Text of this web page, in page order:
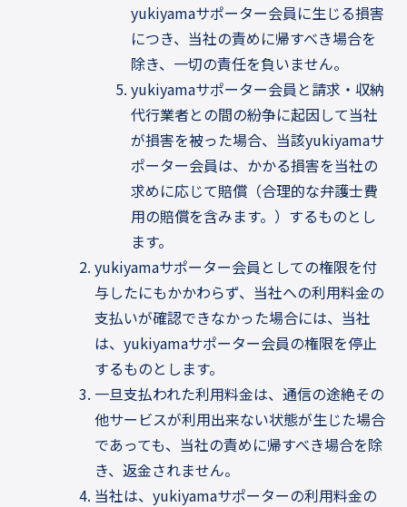
yukiyamaサポーター会員に生じる損害
につき、当社の責めに帰すべき場合を
除き、一切の責任を負いません。
yukiyamaサポーター会員と請求・収納
代行業者との間の紛争に起因して当社
が損害を被った場合、当該yukiyamaサ
ポーター会員は、かかる損害を当社の
求めに応じて賠償（合理的な弁護士費
用の賠償を含みます。）するものとし
ます。
yukiyamaサポーター会員としての権限を付
与したにもかかわらず、当社への利用料金の
支払いが確認できなかった場合には、当社
は、yukiyamaサポーター会員の権限を停止
するものとします。
一旦支払われた利用料金は、通信の途絶その
他サービスが利用出来ない状態が生じた場合
であっても、当社の責めに帰すべき場合を除
き、返金されません。
当社は、yukiyamaサポーターの利用料金の